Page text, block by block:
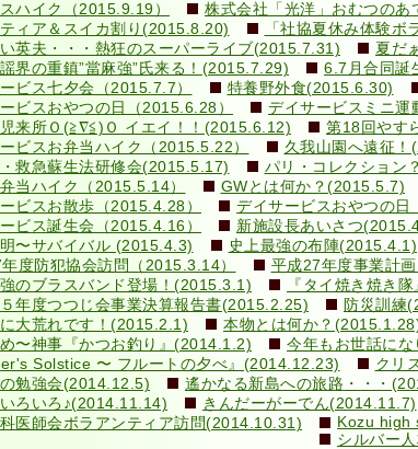
ハイク（2015.9.19）
株式会社「光洋」おむつの
ィア＆スイカ割り(2015.8.20)
「社協夏休み体験
英夫・・・熱狂のスーパーライブ(2015.7.31)
夏だ
界の重鎮”當麻強”氏来る！(2015.7.29)
6.7月合同誕
ビス七夕会（2015.7.7）
特養野外食(2015.6.30)
ビスおやつの日（2015.6.28）
デイサービスミニ
来所Ｏ(≧∇≦)Ｏ イエイ！！(2015.6.12)
第18回やす
ビスお弁当ハイク（2015.5.22）
久我山園へ遠征
救急蘇生法研修会(2015.5.17)
パリ・コレクション
当ハイク（2015.5.14）
GWとは何か？(2015.5.7)
ビスお散歩（2015.4.28）
デイサービスおやつの日
ビス誕生会（2015.4.16）
新施設長あいさつ
〜サバイバル (2015.4.3)
史上最強の布陣(2015.4.1)
度防犯協会訪問（2015.3.14）
平成27年度事業計
のブラスバンド登場！(2015.3.1)
『タイ焼き焼き
年度つつじ会事業決算報告書(2015.2.25)
防災訓練
大荒れです！(2015.2.1)
本物とは何か？
〜神事『かつお釣り』(2014.1.2)
今年もお世話に
Solstice 〜 フルートの夕べ』(2014.12.23)
クリ
勉強会(2014.12.5)
遙かなる新島への旅路・・・
ろいろ♪(2014.11.14)
きんだーがーでん(2014.11.7)
医師会ボラアンティア訪問(2014.10.31)
Kozu high
シルバー